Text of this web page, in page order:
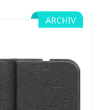
ARCHIV